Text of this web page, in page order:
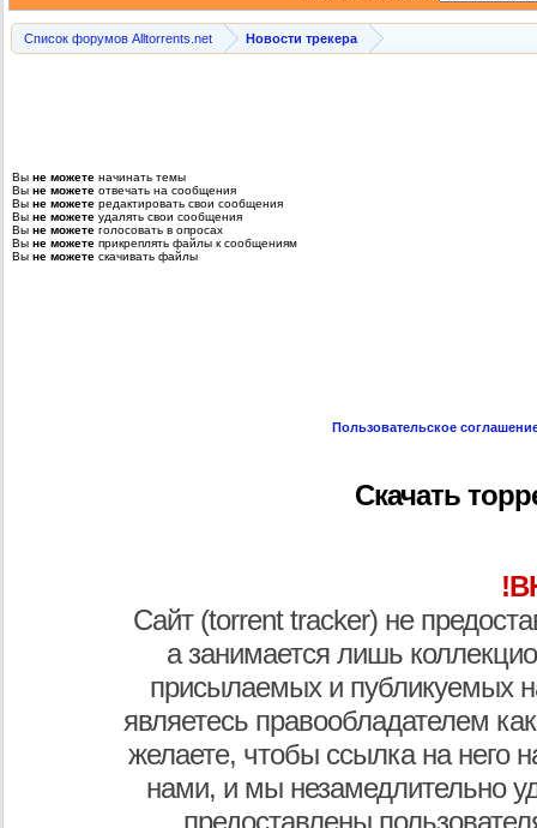
Список форумов Alltorrents.net Новости трекера
Вы не можете начинать темы
Вы не можете отвечать на сообщения
Вы не можете редактировать свои сообщения
Вы не можете удалять свои сообщения
Вы не можете голосовать в опросах
Вы не можете прикреплять файлы к сообщениям
Вы не можете скачивать файлы
Пользовательское
Скачать
Сайт (torrent tracker) не
а занимается лишь
присылаемых и публикуемых
являетесь правообладателем
желаете, чтобы ссылка на него
нами, и мы незамедлительно